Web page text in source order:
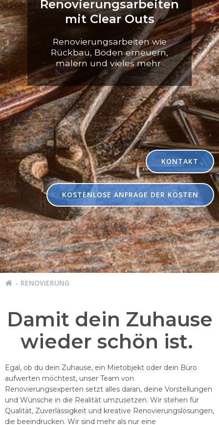
Renovierungsarbeiten
mit Clear Outs
Renovierungsarbeiten wie
Rückbau, Böden erneuern,
malern und vieles mehr
KONTAKT
KOSTENLOSE ANFRAGE DER KOSTEN
RENOVIERUNG
Damit dein Zuhause
wieder schön ist.
Egal, ob du dein Zuhause, ein Mietobjekt oder dein Büro
aufwerten möchtest, unser Team von
Renovierungsexperten setzt alles daran, deine Vorstellungen
und Wünsche in die Realität umzusetzen. Wir stehen für
Qualität, Zuverlässigkeit und kreative Renovierungslösungen,
die beeindrucken. Wir sind mehr als nur eine